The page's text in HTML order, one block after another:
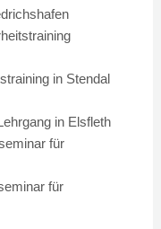
in Stendal
in Elsfleth
für
für